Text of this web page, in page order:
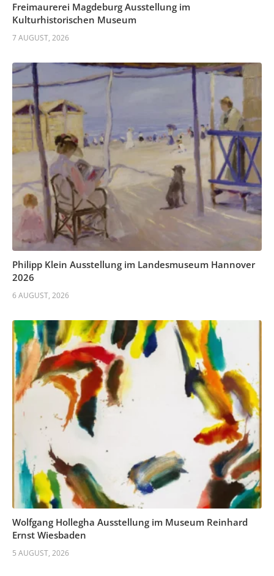
Freimaurerei Magdeburg Ausstellung im
Kulturhistorischen Museum
7 AUGUST, 2026
Philipp Klein Ausstellung im Landesmuseum Hannover
2026
6 AUGUST, 2026
Wolfgang Hollegha Ausstellung im Museum Reinhard
Ernst Wiesbaden
5 AUGUST, 2026